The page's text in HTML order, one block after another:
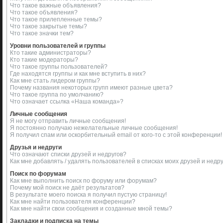
Что такое важные объявления?
Что такое объявления?
Что такое прилепленные темы?
Что такое закрытые темы?
Что такое значки тем?
Уровни пользователей и группы
Кто такие администраторы?
Кто такие модераторы?
Что такое группы пользователей?
Где находятся группы и как мне вступить в них?
Как мне стать лидером группы?
Почему названия некоторых групп имеют разные цвета?
Что такое группа по умолчанию?
Что означает ссылка «Наша команда»?
Личные сообщения
Я не могу отправить личные сообщения!
Я постоянно получаю нежелательные личные сообщения!
Я получил спам или оскорбительный email от кого-то с этой конференции!
Друзья и недруги
Что означают списки друзей и недругов?
Как мне добавлять / удалять пользователей в списках моих друзей и
Поиск по форумам
Как мне выполнить поиск по форуму или форумам?
Почему мой поиск не даёт результатов?
В результате моего поиска я получил пустую страницу!
Как мне найти пользователя конференции?
Как мне найти свои сообщения и созданные мной темы?
Закладки и подписка на темы